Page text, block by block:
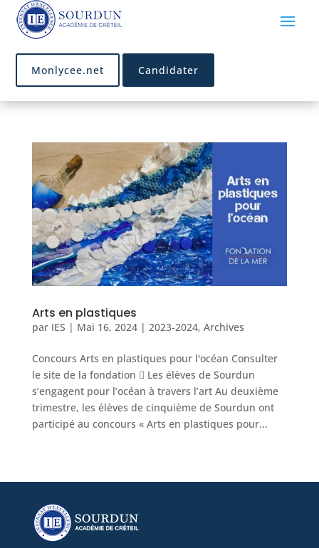
Candidater
Monlycee.net
Arts en plastiques
par IES | Mai 16, 2024| 2023-2024, Archives
Concours Arts en plastiques pour l'océan Consulter
le site de la fondation  Les élèves de Sourdun
s’engagent pour l’océan à travers l’art Au deuxième
trimestre, les élèves de cinquième de Sourdun ont
participé au concours « Arts en plastiques pour...